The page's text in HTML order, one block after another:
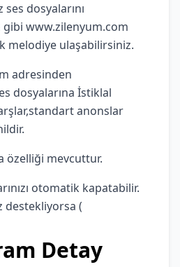
dosyalarını
www.zilenyum.com
melodiye ulaşabilirsiniz.
adresinden
dosyalarına İstiklal
anonslar
özelliği mevcuttur.
otomatik kapatabilir.
destekliyorsa (
Detay